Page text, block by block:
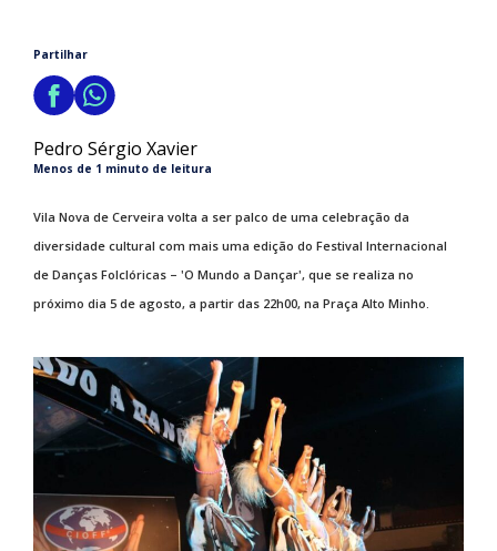
Partilhar
Pedro Sérgio Xavier
Menos de 1 minuto de leitura
Vila Nova de Cerveira volta a ser palco de uma celebração da
diversidade cultural com mais uma edição do Festival Internacional
de Danças Folclóricas – 'O Mundo a Dançar', que se realiza no
próximo dia 5 de agosto, a partir das 22h00, na Praça Alto Minho.